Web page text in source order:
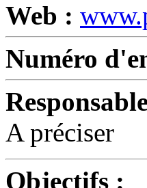
Web :
Numéro
A préciser
Objectifs :